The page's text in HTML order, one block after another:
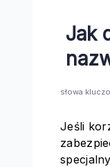
Jak
słowa
Jeśli